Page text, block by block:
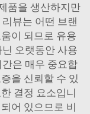
품을 생산하지만
뷰는 어떤 브랜
이 되므로 유용
오랫동안 사용
은 매우 중요합
을 신뢰할 수 있
결정 요소입니
어 있으므로 비